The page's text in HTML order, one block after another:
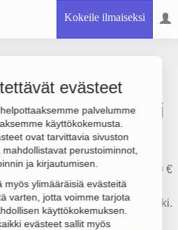
Kokeile ilmaiseksi
evästeet
palvelumme
käyttökokemusta.
ovat tarvittavia sivuston
perustoiminnot,
ja kirjautumisen.
myös ylimääräisiä evästeitä
varten, jotta voimme tarjota
käyttökokemuksen.
evästeet sallit myös
Oy Wärkki
Wärkki liikevaihto on 209 000 €
on Muu kiinteistöjen
1978 ja sijainti Helsinki.
kiinteistöosakeyhtiö